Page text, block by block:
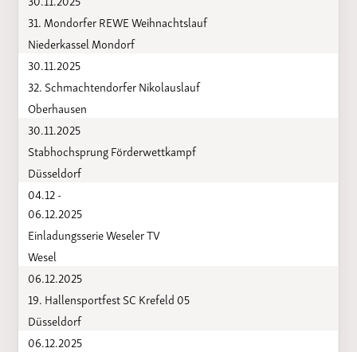
31. Mondorfer REWE Weihnachtslauf
Niederkassel Mondorf
30.11.2025
32. Schmachtendorfer Nikolauslauf
Oberhausen
30.11.2025
Stabhochsprung Förderwettkampf
Düsseldorf
04.12 -
06.12.2025
Einladungsserie Weseler TV
Wesel
06.12.2025
19. Hallensportfest SC Krefeld 05
Düsseldorf
06.12.2025